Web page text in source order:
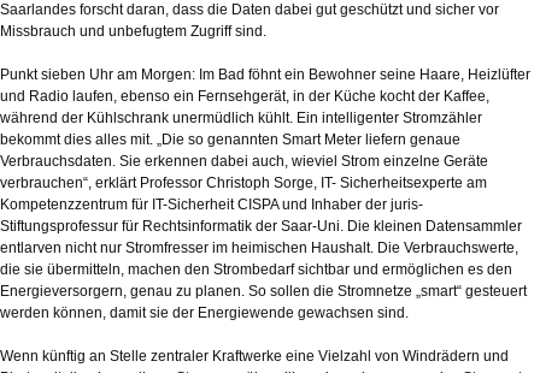
Saarlandes forscht daran, dass die Daten dabei gut geschützt und sicher vor
Missbrauch und unbefugtem Zugriff sind.
Punkt sieben Uhr am Morgen: Im Bad föhnt ein Bewohner seine Haare, Heizlüfter
und Radio laufen, ebenso ein Fernsehgerät, in der Küche kocht der Kaffee,
während der Kühlschrank unermüdlich kühlt. Ein intelligenter Stromzähler
bekommt dies alles mit. „Die so genannten Smart Meter liefern genaue
Verbrauchsdaten. Sie erkennen dabei auch, wieviel Strom einzelne Geräte
verbrauchen“, erklärt Professor Christoph Sorge, IT- Sicherheitsexperte am
Kompetenzzentrum für IT-Sicherheit CISPA und Inhaber der juris-
Stiftungsprofessur für Rechtsinformatik der Saar-Uni. Die kleinen Datensammler
entlarven nicht nur Stromfresser im heimischen Haushalt. Die Verbrauchswerte,
die sie übermitteln, machen den Strombedarf sichtbar und ermöglichen es den
Energieversorgern, genau zu planen. So sollen die Stromnetze „smart“ gesteuert
werden können, damit sie der Energiewende gewachsen sind.
Wenn künftig an Stelle zentraler Kraftwerke eine Vielzahl von Windrädern und